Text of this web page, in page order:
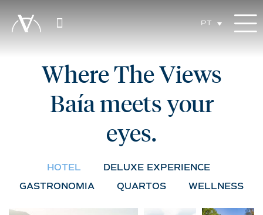
PT
Where The Views
Baía meets your
eyes.
HOTEL DELUXE EXPERIENCE
GASTRONOMIA QUARTOS WELLNESS